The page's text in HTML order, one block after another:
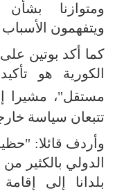
ومتوازنا بشأن
ويتفهمون الأسباب
كما أكد بوتين
الكورية هو
مستقل"، مشيرا
تتبعان سياسة
وأردف قائلا:
الدولي بالكثير
بلدانا إلى